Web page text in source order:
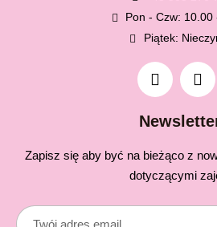
Pon - Czw: 10.00
Piątek:
Zapisz się aby być na bieżąco z
dotyczącymi